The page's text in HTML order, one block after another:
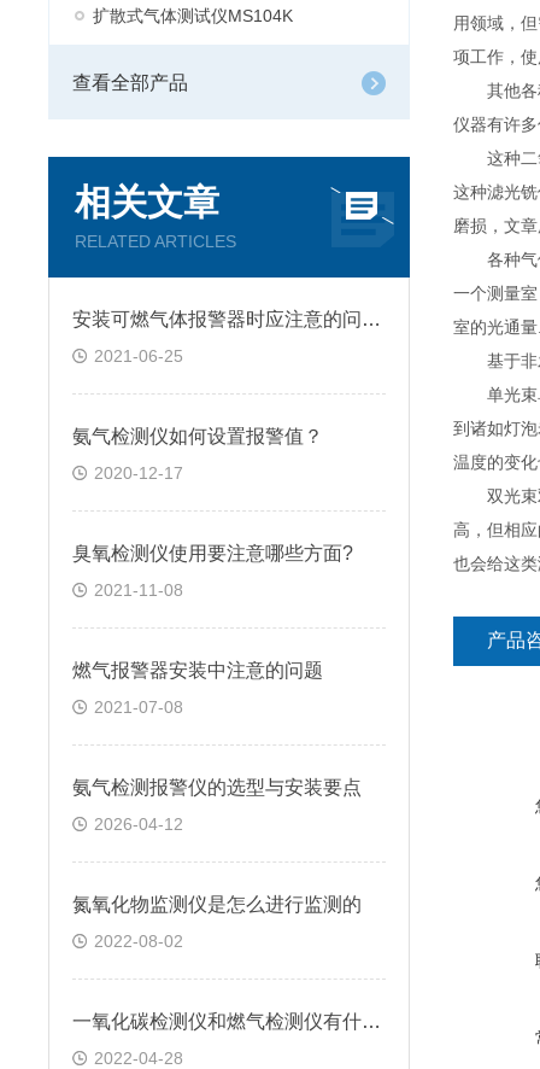
扩散式气体测试仪MS104K
查看全部产品
相关文章
RELATED ARTICLES
安装可燃气体报警器时应注意的问题？
2021-06-25
氨气检测仪如何设置报警值？
2020-12-17
臭氧检测仪使用要注意哪些方面?
2021-11-08
燃气报警器安装中注意的问题
2021-07-08
氨气检测报警仪的选型与安装要点
2026-04-12
氮氧化物监测仪是怎么进行监测的
2022-08-02
一氧化碳检测仪和燃气检测仪有什么区别?
2022-04-28
用领域，
项工作，
其他各种
仪器有许
这种二氧
这种滤光
磨损，文
各种气体
一个测量
室的光通
基于非发
单光束单
到诸如灯
温度的变
双光束双
高，但相
也会给这
产品